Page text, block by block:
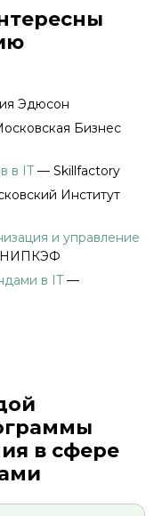
Эдюсон
Бизнес
в IT— Skillfactory
Институт
и управление
в IT—
в сфере